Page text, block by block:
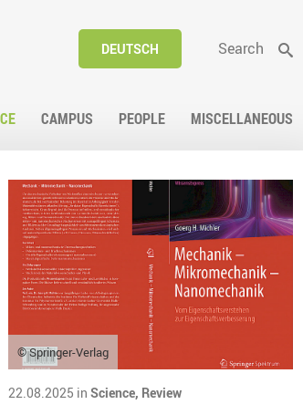
DEUTSCH Search
CAMPUS PEOPLE MISCELLANEOUS
© Springer-Verlag
22.08.2025 in Science, Review